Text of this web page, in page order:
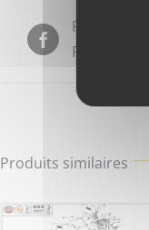
Partager sur
Facebook
Produits similaires